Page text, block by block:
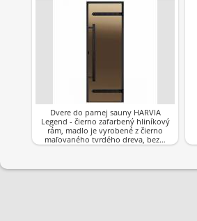
Dvere do parnej sauny HARVIA
Legend - čierno zafarbený hliníkový
rám, madlo je vyrobené z čierno
maľovaného tvrdého dreva, bez…